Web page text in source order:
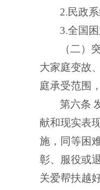
2.民政
3.全国
（二）
大家庭变故
庭承受范围
第六条
献和现实表
施，同等困
彰、服役或
关爱帮扶越